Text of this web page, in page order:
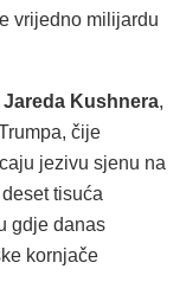
vrijedno milijardu
Jareda Kushnera,
čije
jezivu sjenu na
tisuća
gdje danas
kornjače